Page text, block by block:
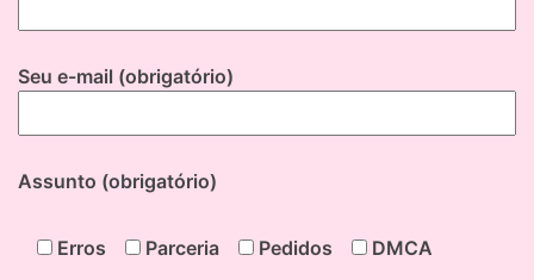
Seu e-mail (obrigatório)
Assunto (obrigatório)
Erros Parceria Pedidos
DMCA